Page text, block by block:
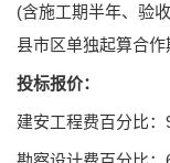
(含施工期半年、验
县市区单独起算合作
投标报价：
建安工程费百分比：